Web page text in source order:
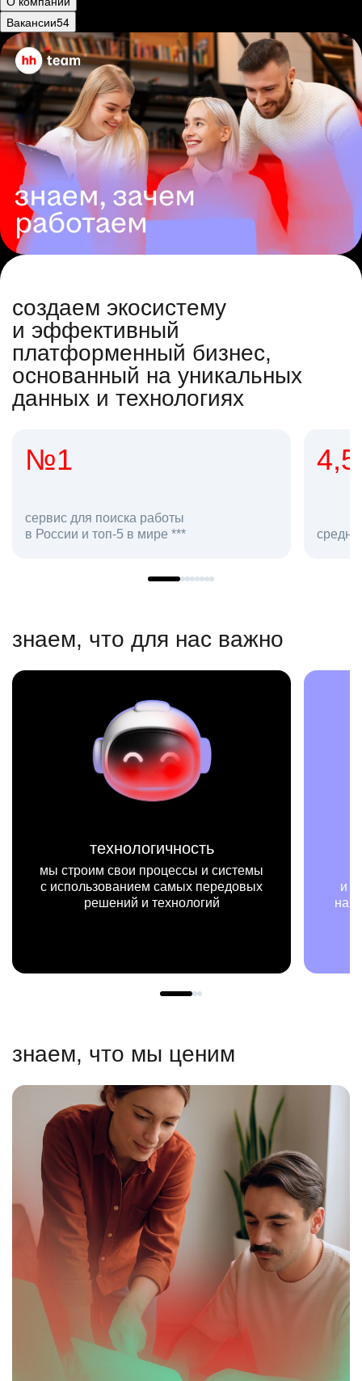
Вакансии54
создаем экосистему
и эффективный
платформенный бизнес,
основанный на уникальных
данных и технологиях
4,5
средняя оценка hh.ru как работодателя **
в
знаем, что для нас важно
миссия
мы на конкретных цифрах
и примерах видим, как результаты
нашей работы меняют жизни людей
знаем, что мы ценим